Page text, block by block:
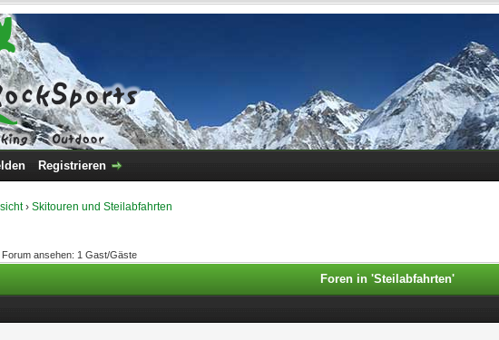
Registrieren
›Skitouren und Steilabfahrten
ansehen: 1 Gast/Gäste
Foren in 'Steilabfahrten'